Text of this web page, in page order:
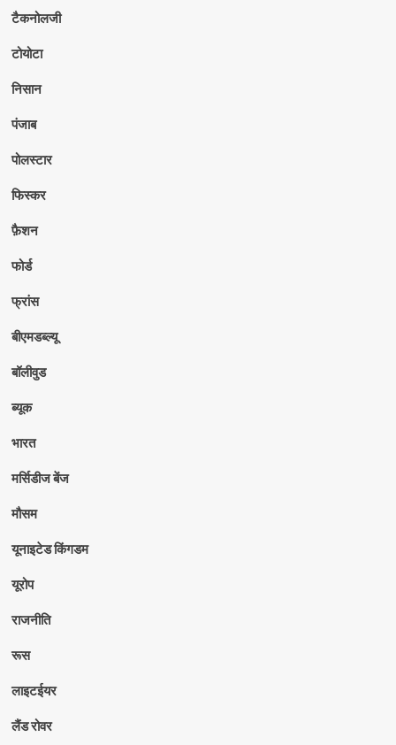
टैकनोलजी
टोयोटा
निसान
पंजाब
पोलस्टार
फिस्कर
फ़ैशन
फोर्ड
फ्रांस
बीएमडब्ल्यू
बॉलीवुड
ब्यूक
भारत
मर्सिडीज बेंज
मौसम
यूनाइटेड किंगडम
यूरोप
राजनीति
रूस
लाइटईयर
लैंड रोवर